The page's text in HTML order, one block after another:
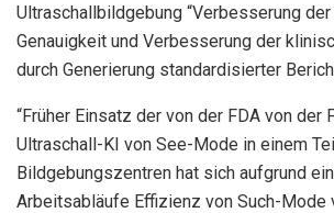
Ultraschallbildgebung “Verbesserung
Genauigkeit und Verbesserung der
durch Generierung standardisierter
“Früher Einsatz der von der FDA von der
Ultraschall-KI von See-Mode in einem
Bildgebungszentren hat sich aufgrund
Arbeitsabläufe Effizienz von Such-Mode